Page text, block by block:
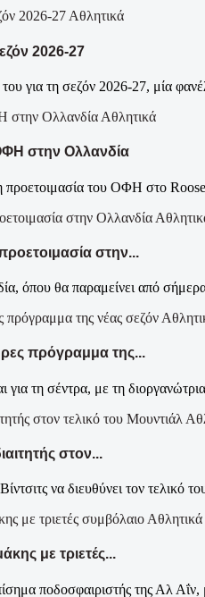
Αθλητικά
2026-27
για τη σεζόν 2026-27, μία
Αθλητικά
στην Ολλανδία
του ΟΦΗ στο
στην...
όπου θα παραμείνει από σήμερα
πρόγραμμα της...
τη σέντρα, με τη
στον...
να διευθύνει τον τελικό
Αθλητικά
με τριετές...
ποδοσφαιριστής της Αλ